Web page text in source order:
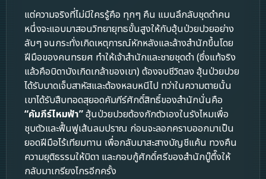
แต่ความจริงที่ไม่มีใครรู้คือ ทุกๆ คืน แมนลึกลับชุดดำคน
หนึ่งจะแอบมาสอนวิทยายุทธขั้นสูงให้กับฮุ้นป่วยปวยอย่าง
ลับๆ จนกระทั่งเกิดเหตุการณ์หักหลังและล้างสำนักขึ้นโดย
ฝีมือของคนทรยศ ทำให้เจ้าสำนักและชายชุดดำ (ซึ่งแท้จริง
แล้วคือบิดาบังเกิดเกล้าของเขา) ต้องจบชีวิตลง ฮุ้นป่วยปวย
ได้รับบาดเจ็บสาหัสและต้องหลบหนีไป ทว่าในความตายนั้น
เขาได้รับสืบทอดสุยอดคัมภีร์ศักดิ์สิทธิ์ของสำนักนั่นคือ
“คัมภีร์ไหมฟ้า”ฮุ้นป่วยปวยต้องกักตัวเองในรังไหมเพื่อ
ชุบตัวและฟื้นฟูเส้นลมปราณ ก่อนจะลอกคราบออกมาเป็น
ยอดฝีมือไร้เทียมทาน เพื่อกลับมาสะสางบัญชีแค้น ทวงคืน
ความยุติธรรมให้บิดา และกอบกู้ศักดิ์ศรีของสำนักบู๊ตึ๊งให้
กลับมาเกรียงไกรอีกครั้ง